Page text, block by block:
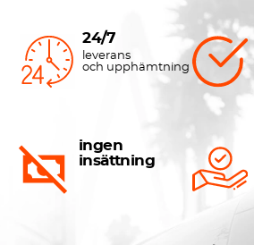
24/7
leverans
och upphämtning
ingen
insättning